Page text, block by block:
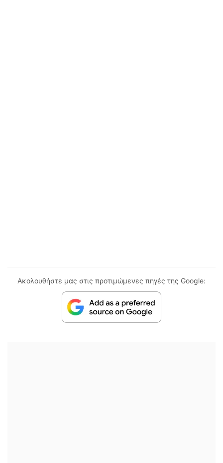
Ακολουθήστε μας στις προτιμώμενες πηγές της Google: